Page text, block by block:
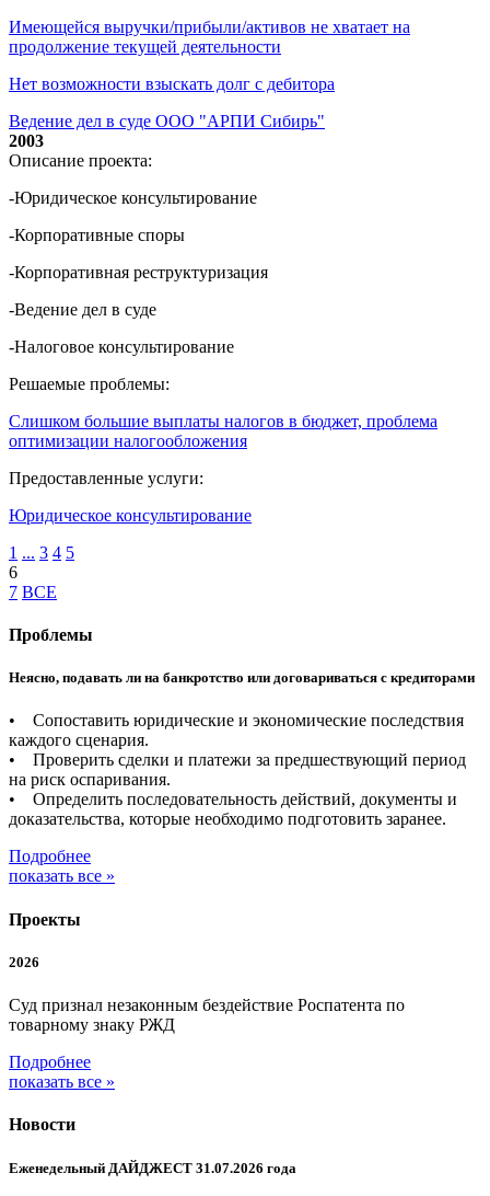
Имеющейся выручки/прибыли/активов не хватает на
продолжение текущей деятельности
Нет возможности взыскать долг с дебитора
Ведение дел в суде ООО "АРПИ Сибирь"
2003
Описание проекта:
-Юридическое консультирование
-Корпоративные споры
-Корпоративная реструктуризация
-Ведение дел в суде
-Налоговое консультирование
Решаемые проблемы:
Слишком большие выплаты налогов в бюджет, проблема
оптимизации налогообложения
Предоставленные услуги:
Юридическое консультирование
1 ... 3 4 5
6
7 ВСЕ
Проблемы
Неясно, подавать ли на банкротство или договариваться с кредиторами
• Сопоставить юридические и экономические последствия
каждого сценария.
• Проверить сделки и платежи за предшествующий период
на риск оспаривания.
• Определить последовательность действий, документы и
доказательства, которые необходимо подготовить заранее.
Подробнее
показать все »
Проекты
2026
Суд признал незаконным бездействие Роспатента по
товарному знаку РЖД
Подробнее
показать все »
Новости
Еженедельный ДАЙДЖЕСТ 31.07.2026 года